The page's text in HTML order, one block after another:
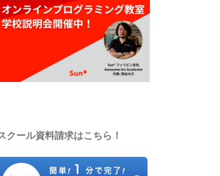
クール資料請求はこちら！